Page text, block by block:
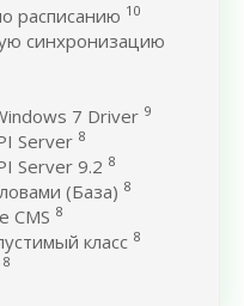
расписанию 10
синхронизацию
7 Driver 9
Server 8
Server 9.2 8
(База) 8
CMS 8
класс 8
8